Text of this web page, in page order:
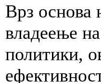
Врз
владеење
политики,